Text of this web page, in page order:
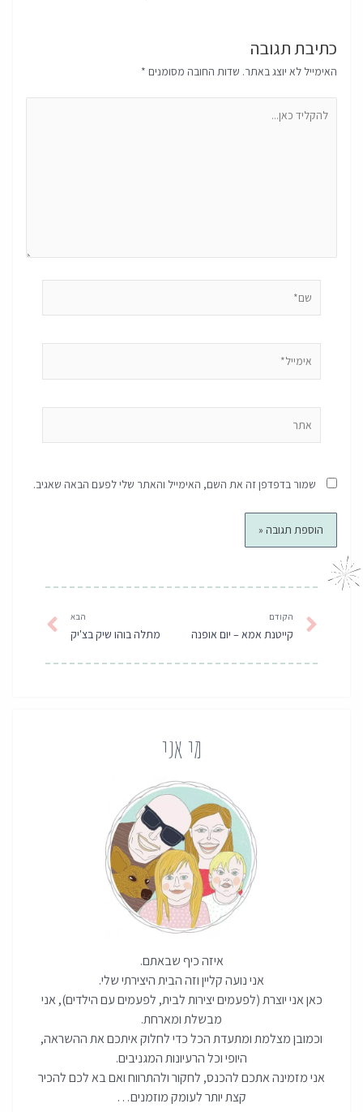
כתיבת תגובה
האימייל לא יוצג באתר. שדות החובה מסומנים *
כאן...
שמור בדפדפן זה את השם, האימייל והאתר שלי לפעם הבאה שאגיב.
הקודם
קייטנת אמא – יום אופנה
הבא
מתלה בוהו שיק בצ'יק
מי אני
איזה כיף שבאתם.
אני נועה קליין וזה הבית היצירתי שלי.
כאן אני יוצרת (לפעמים יצירות לבית, לפעמים עם הילדים), אני
מבשלת ומארחת.
וכמובן מצלמת ומתעדת הכל כדי לחלוק איתכם את ההשראה,
היופי וכל הרעיונות המגניבים.
אני מזמינה אתכם להכנס, לחקור ולהתרווח ואם בא לכם להכיר
קצת יותר לעומק מוזמנים…